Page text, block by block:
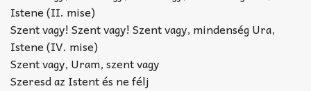
Istene (II. mise)
Szent vagy! Szent vagy! Szent vagy, mindenség Ura,
Istene (IV. mise)
Szent vagy, Uram, szent vagy
Szeresd az Istent és ne félj